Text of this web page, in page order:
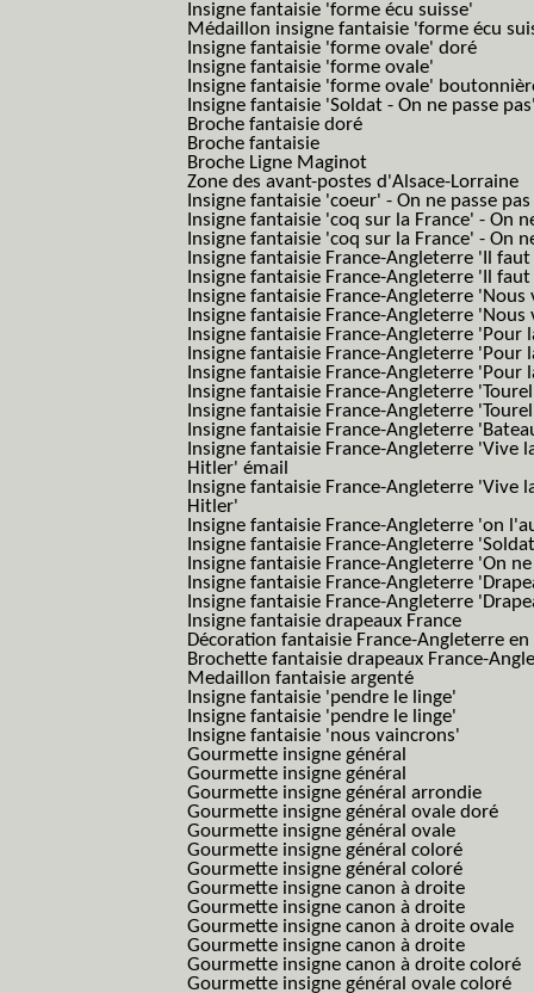
Insigne fantaisie 'forme écu suisse'
Médaillon insigne fantaisie 'forme écu
Insigne fantaisie 'forme ovale' doré
Insigne fantaisie 'forme ovale'
Insigne fantaisie 'forme ovale'
Insigne fantaisie 'Soldat - On ne passe
Broche fantaisie doré
Broche fantaisie
Broche Ligne Maginot
Zone des avant-postes d'Alsace-Lorraine
Insigne fantaisie 'coeur' - On ne passe pas
Insigne fantaisie 'coq sur la France' - On
Insigne fantaisie 'coq sur la France' - On
Insigne fantaisie France-Angleterre 'Il
Insigne fantaisie France-Angleterre 'Il
Insigne fantaisie France-Angleterre
Insigne fantaisie France-Angleterre
Insigne fantaisie France-Angleterre 'Pour
Insigne fantaisie France-Angleterre 'Pour
Insigne fantaisie France-Angleterre 'Pour
Insigne fantaisie France-Angleterre
Insigne fantaisie France-Angleterre
Insigne fantaisie France-Angleterre
Insigne fantaisie France-Angleterre
Hitler' émail
Insigne fantaisie France-Angleterre
Hitler'
Insigne fantaisie France-Angleterre 'on
Insigne fantaisie France-Angleterre
Insigne fantaisie France-Angleterre 'On
Insigne fantaisie France-Angleterre
Insigne fantaisie France-Angleterre
Insigne fantaisie drapeaux France
Décoration fantaisie France-Angleterre en
Brochette fantaisie drapeaux France-
Medaillon fantaisie argenté
Insigne fantaisie 'pendre le linge'
Insigne fantaisie 'pendre le linge'
Insigne fantaisie 'nous vaincrons'
Gourmette insigne général
Gourmette insigne général
Gourmette insigne général arrondie
Gourmette insigne général ovale doré
Gourmette insigne général ovale
Gourmette insigne général coloré
Gourmette insigne général coloré
Gourmette insigne canon à droite
Gourmette insigne canon à droite
Gourmette insigne canon à droite ovale
Gourmette insigne canon à droite
Gourmette insigne canon à droite coloré
Gourmette insigne général ovale coloré